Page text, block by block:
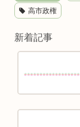
高市政権
新着記事